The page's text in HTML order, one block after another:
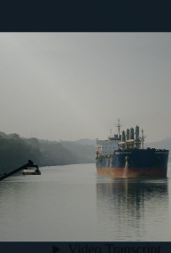
PRESTEREN.